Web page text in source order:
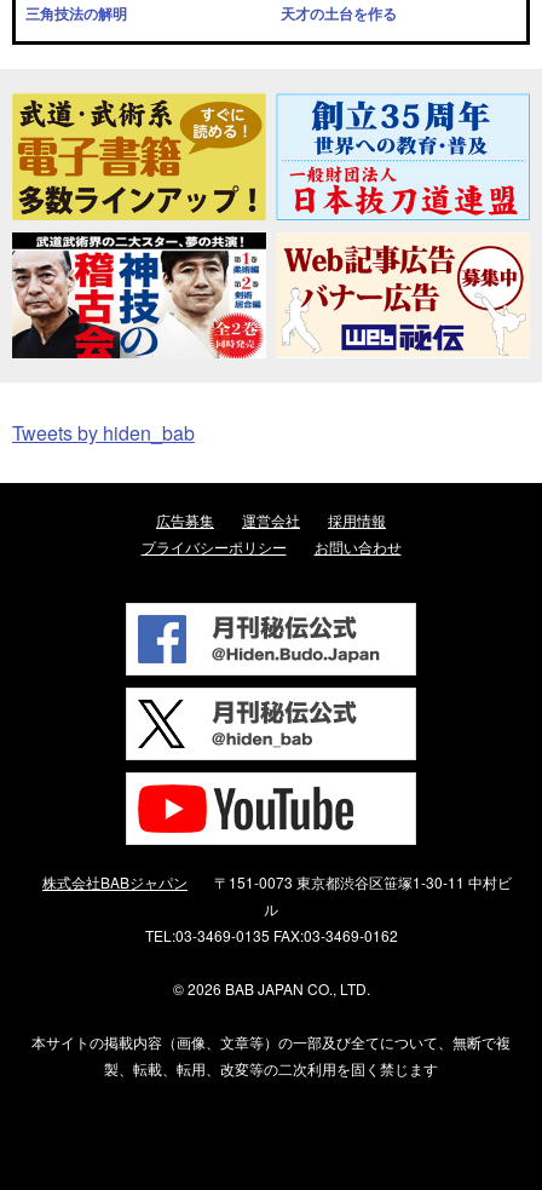
三角技法の解明
天才の土台を作る
Tweets by hiden_bab
広告募集 運営会社
採用情報
プライバシーポリシー
お問い合わせ
株式会社BABジャパン
〒151-0073 東京都渋谷区笹塚1-30-11 中村ビ
ル
TEL:03-3469-0135 FAX:03-3469-0162
©2026 BAB JAPAN CO., LTD.
本サイトの掲載内容（画像、文章等）の一部及び全てについて、無断で複
製、転載、転用、改変等の二次利用を固く禁じます